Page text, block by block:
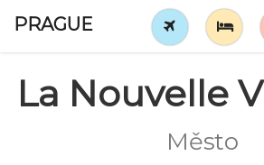
PRAGUE
La Nouvelle
Město